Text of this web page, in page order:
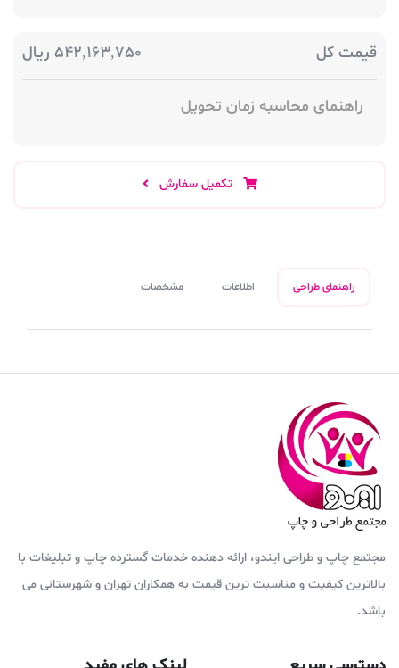
قیمت کل 542,163,750 ریال
راهنمای محاسبه زمان تحویل
تکمیل سفارش
راهنمای طراحی اطلاعات مشخصات
مجتمع چاپ و طراحی ایندو، ارائه دهنده خدمات گسترده چاپ و تبلیغات با
بالاترین کیفیت و مناسبت ترین قیمت به همکاران تهران و شهرستانی می
باشد.